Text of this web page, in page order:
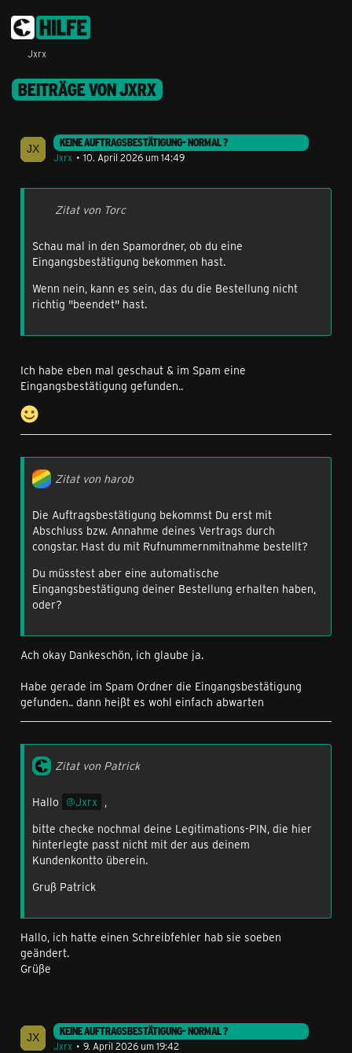
Jxrx
BEITRÄGE VON JXRX
KEINE AUFTRAGSBESTÄTIGUNG- NORMAL ?
Jxrx
10. April 2026 um 14:49
Zitat von Torc
Schau mal in den Spamordner, ob du eine
Eingangsbestätigung bekommen hast.
Wenn nein, kann es sein, das du die Bestellung nicht
richtig "beendet" hast.
Ich habe eben mal geschaut & im Spam eine
Eingangsbestätigung gefunden..
Zitat von harob
Die Auftragsbestätigung bekommst Du erst mit
Abschluss bzw. Annahme deines Vertrags durch
congstar. Hast du mit Rufnummernmitnahme bestellt?
Du müsstest aber eine automatische
Eingangsbestätigung deiner Bestellung erhalten haben,
oder?
Ach okay Dankeschön, ich glaube ja.
Habe gerade im Spam Ordner die Eingangsbestätigung
gefunden.. dann heißt es wohl einfach abwarten
Zitat von Patrick
Hallo Jxrx ,
bitte checke nochmal deine Legitimations-PIN, die hier
hinterlegte passt nicht mit der aus deinem
Kundenkontto überein.
Gruß Patrick
Hallo, ich hatte einen Schreibfehler hab sie soeben
geändert.
Grüße
KEINE AUFTRAGSBESTÄTIGUNG- NORMAL ?
Jxrx
9. April 2026 um 19:42